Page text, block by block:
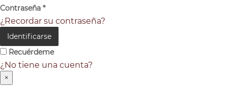
Contraseña *
¿Recordar su contraseña?
Identificarse
Recuérdeme
¿No tiene una cuenta?
×